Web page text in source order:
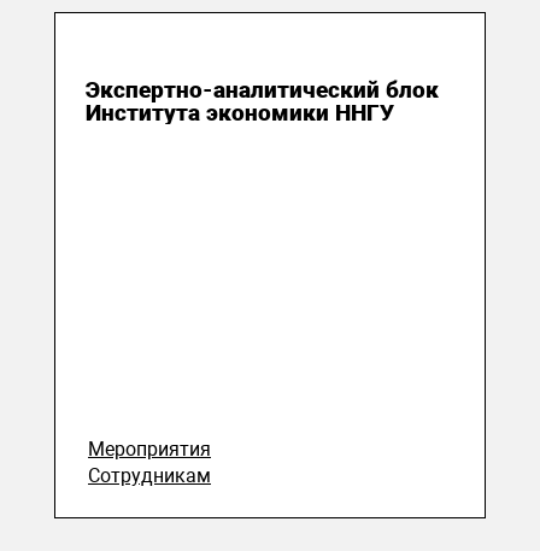
Экспертно-аналитический блок
Института экономики ННГУ
Мероприятия
Сотрудникам